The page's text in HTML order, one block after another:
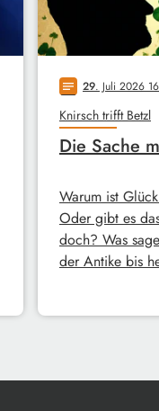
notes 29. Juli 2026
Knirsch trifft Betzl
Die Sache
Warum ist
Oder gibt es
doch? Was
der Antike bis